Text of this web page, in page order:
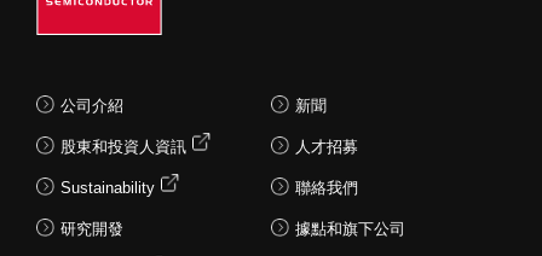
公司介紹
股東和投資人資訊
Sustainability
研究開發
新聞
人才招募
聯絡我們
據點和旗下公司